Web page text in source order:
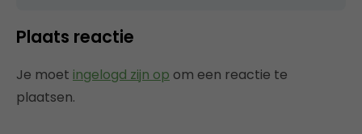
Plaats reactie
Je moet ingelogd zijn op om een reactie te
plaatsen.